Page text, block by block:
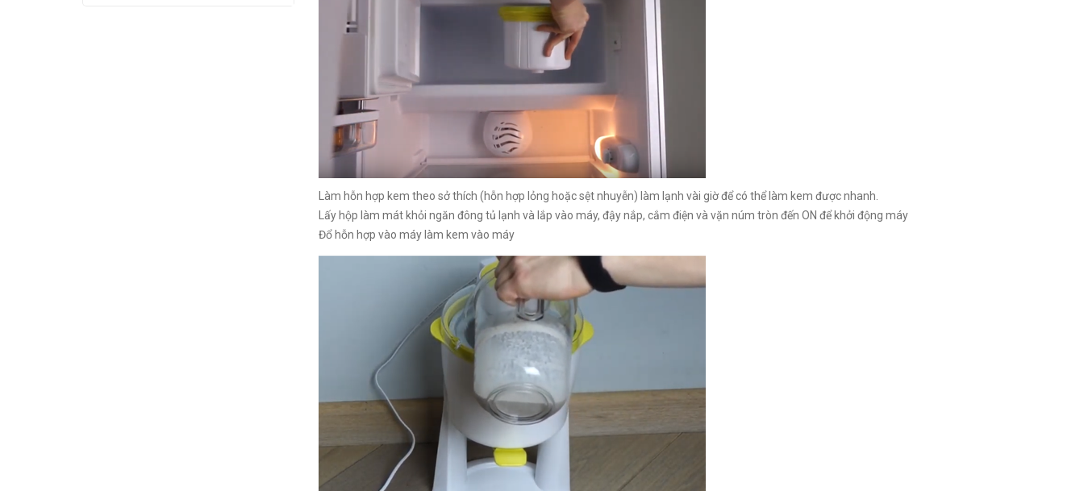
Làm hỗn hợp kem theo sở thích (hỗn hợp lỏng hoặc sệt nhuyễn) làm lạnh vài giờ để có thể làm kem được nhanh.
Lấy hộp làm mát khỏi ngăn đông tủ lạnh và lắp vào máy, đậy nắp, cắm điện và vặn núm tròn đến ON để khởi động máy
Đổ hỗn hợp vào máy làm kem vào máy